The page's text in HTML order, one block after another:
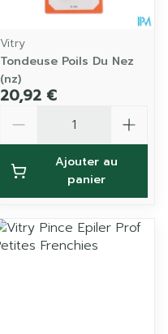
Vitry
Tondeuse Poils Du Nez
(nz)
20,92 €
Ajouter au
panier